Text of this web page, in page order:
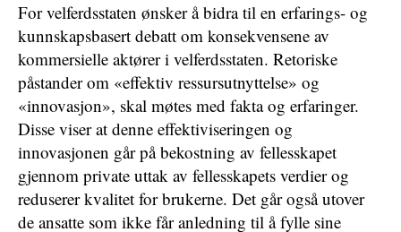
For velferdsstaten ønsker å bidra til en erfarings- og
kunnskapsbasert debatt om konsekvensene av
kommersielle aktører i velferdsstaten. Retoriske
påstander om «effektiv ressursutnyttelse» og
«innovasjon», skal møtes med fakta og erfaringer.
Disse viser at denne effektiviseringen og
innovasjonen går på bekostning av fellesskapet
gjennom private uttak av fellesskapets verdier og
reduserer kvalitet for brukerne. Det går også utover
de ansatte som ikke får anledning til å fylle sine